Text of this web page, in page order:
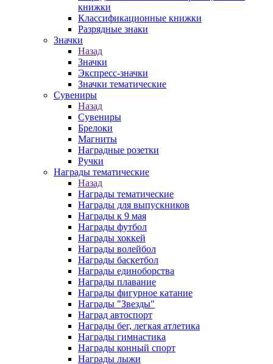
книжки
Классификационные книжки
Разрядные знаки
Значки
Назад
Значки
Экспресс-значки
Значки тематические
Сувениры
Назад
Сувениры
Брелоки
Магниты
Наградные розетки
Ручки
Награды тематические
Назад
Награды тематические
Награды для выпускников
Награды к 9 мая
Награды футбол
Награды хоккей
Награды волейбол
Награды баскетбол
Награды единоборства
Награды плавание
Награды фигурное катание
Награды "Звезды"
Наград автоспорт
Награды бег, легкая атлетика
Награды гимнастика
Награды конный спорт
Награды лыжи